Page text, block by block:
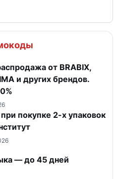
от BRABIX,
и других брендов.
покупке 2-х упаковок
— до 45 дней